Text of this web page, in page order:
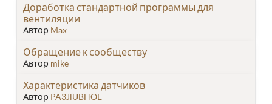
Доработка стандартной программы для
вентиляции
Автор Max
Обращение к сообществу
Автор mike
Характеристика датчиков
Автор PA3JlUBHOE